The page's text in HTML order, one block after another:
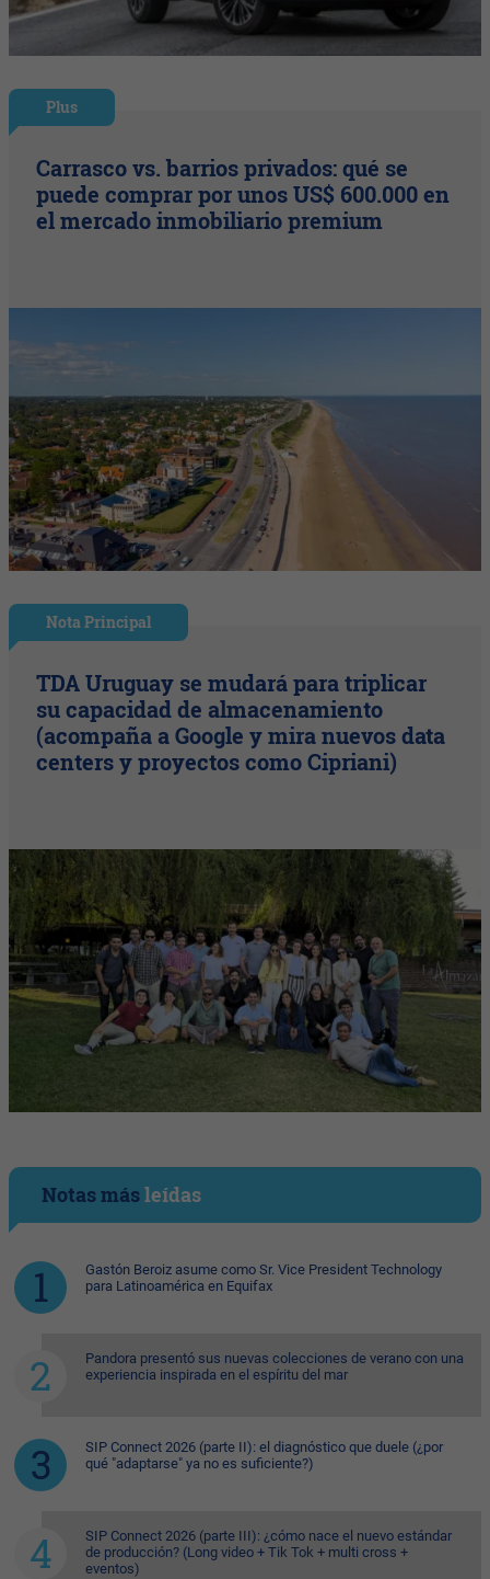
Plus
Carrasco vs. barrios privados: qué se
puede comprar por unos US$ 600.000 en
el mercado inmobiliario premium
Nota Principal
TDA Uruguay se mudará para triplicar
su capacidad de almacenamiento
(acompaña a Google y mira nuevos data
centers y proyectos como Cipriani)
Notas másleídas
Gastón Beroiz asume como Sr. Vice President Technology
para Latinoamérica en Equifax
Pandora presentó sus nuevas colecciones de verano con una
experiencia inspirada en el espíritu del mar
SIP Connect 2026 (parte II): el diagnóstico que duele (¿por
qué "adaptarse" ya no es suficiente?)
SIP Connect 2026 (parte III): ¿cómo nace el nuevo estándar
de producción? (Long video + Tik Tok + multi cross +
eventos)